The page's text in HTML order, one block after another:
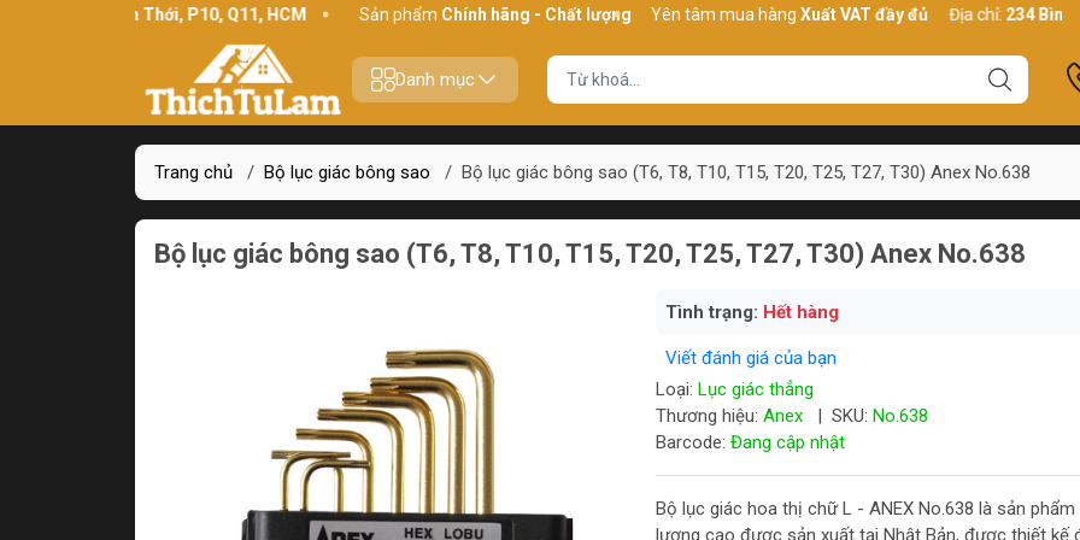
234 Bình Thới, P10, Q11, HCM Sản phẩmChính hãng - Chất lượng Yên tâm mua hàngXuất VAT đầy đủ Địa chỉ: 234 Bình Thới,
Danh mục
Trang chủ / Bộ lục giác bông sao / Bộ lục giác bông sao (T6, T8, T10, T15, T20, T25, T27, T30) Anex No.638
Bộ lục giác bông sao (T6, T8, T10, T15, T20, T25, T27, T30) Anex No.638
Tình trạng: Hết hàng
Viết đánh giá của bạn
Loại: Lục giác thẳng
Thương hiệu: Anex | SKU: No.638
Barcode: Đang cập nhật
Bộ lục giác hoa thị chữ L - ANEX No.638 là sản
lượng cao được sản xuất tại Nhật Bản, được thiết kế